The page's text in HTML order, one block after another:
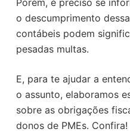
Porém, é preciso se
o descumprimento
contábeis podem
pesadas multas.
E, para te ajudar a
o assunto, elaboramos
sobre as obrigações
donos de PMEs. Confira!